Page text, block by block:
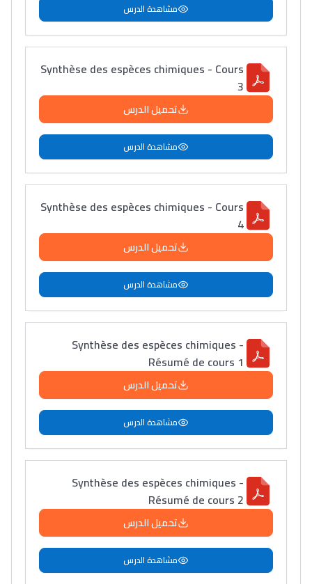
مشاهدة الدرس
Synthèse des espèces chimiques - Cours
3
تحميل الدرس
مشاهدة الدرس
Synthèse des espèces chimiques - Cours
4
تحميل الدرس
مشاهدة الدرس
Synthèse des espèces chimiques -
Résumé de cours 1
تحميل الدرس
مشاهدة الدرس
Synthèse des espèces chimiques -
Résumé de cours 2
تحميل الدرس
مشاهدة الدرس